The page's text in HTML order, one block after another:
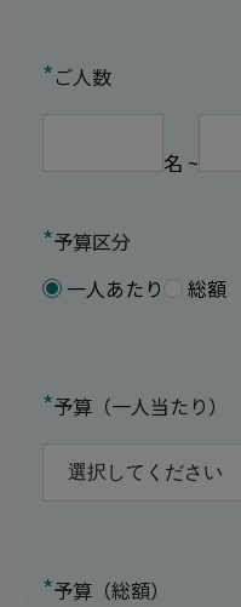
*ご人数
名 ~
*予算区分
一人あたり
総額
*予算（一人当たり）
*予算（総額）